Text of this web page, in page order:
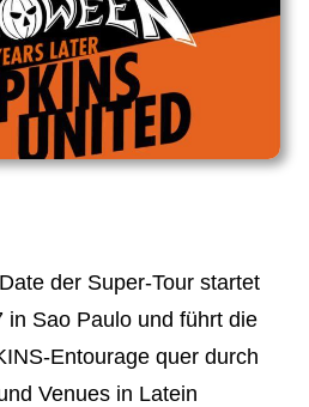
der Super-Tour startet
in Sao Paulo und führt die
Entourage quer durch
Venues in Latein